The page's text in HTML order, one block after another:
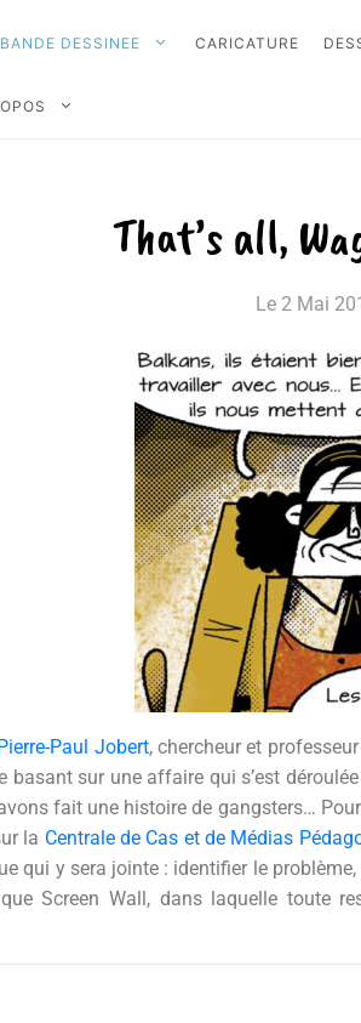
BANDE DESSINEE CARICATURE
That’s all,
Le 2 Mai
Paul Jobert, chercheur et professeur
sur une affaire qui s’est
fait une histoire de gangsters…
la Centrale de Cas et de Médias
qui y sera jointe : identifier le
Screen Wall, dans laquelle toute